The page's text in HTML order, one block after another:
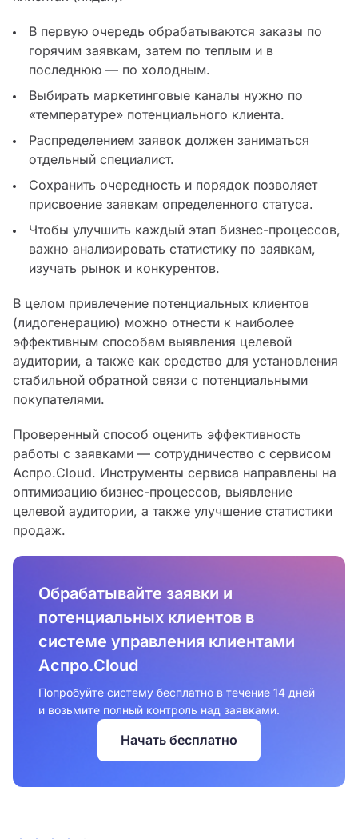
В первую очередь обрабатываются заказы по
горячим заявкам, затем по теплым и в
последнюю — по холодным.
Выбирать маркетинговые каналы нужно по
«температуре» потенциального клиента.
Распределением заявок должен заниматься
отдельный специалист.
Сохранить очередность и порядок позволяет
присвоение заявкам определенного статуса.
Чтобы улучшить каждый этап бизнес-процессов,
важно анализировать статистику по заявкам,
изучать рынок и конкурентов.
В целом привлечение потенциальных клиентов
(лидогенерацию) можно отнести к наиболее
эффективным способам выявления целевой
аудитории, а также как средство для установления
стабильной обратной связи с потенциальными
покупателями.
Проверенный способ оценить эффективность
работы с заявками — сотрудничество с сервисом
Аспро.Cloud. Инструменты сервиса направлены на
оптимизацию бизнес-процессов, выявление
целевой аудитории, а также улучшение статистики
продаж.
Обрабатывайте заявки и
потенциальных клиентов в
системе управления клиентами
Аспро.Cloud
Попробуйте систему бесплатно в течение 14 дней
и возьмите полный контроль над заявками.
Начать бесплатно